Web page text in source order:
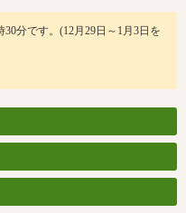
分です。(12月29日～1月3日を